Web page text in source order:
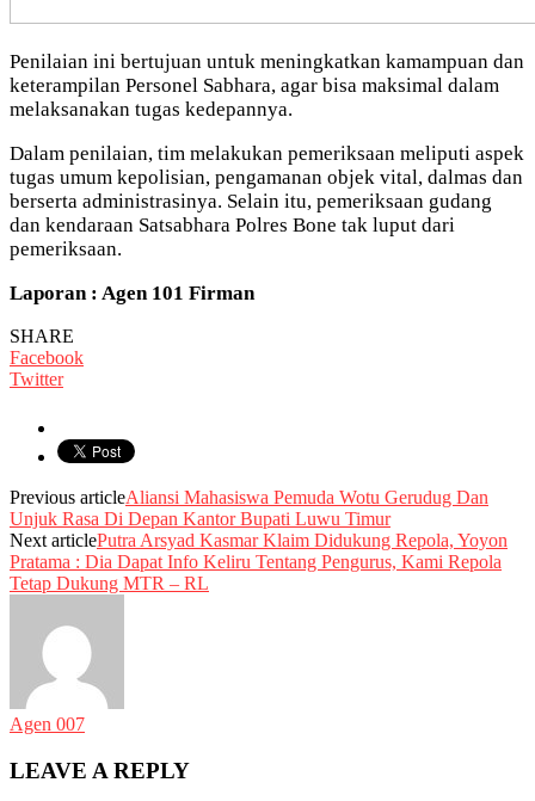
Penilaian ini bertujuan untuk meningkatkan kamampuan dan
keterampilan Personel Sabhara, agar bisa maksimal dalam
melaksanakan tugas kedepannya.
Dalam penilaian, tim melakukan pemeriksaan meliputi aspek
tugas umum kepolisian, pengamanan objek vital, dalmas dan
berserta administrasinya. Selain itu, pemeriksaan gudang
dan kendaraan Satsabhara Polres Bone tak luput dari
pemeriksaan.
Laporan : Agen 101 Firman
SHARE
Facebook
Twitter
Previous articleAliansi Mahasiswa Pemuda Wotu Gerudug Dan
Unjuk Rasa Di Depan Kantor Bupati Luwu Timur
Next articlePutra Arsyad Kasmar Klaim Didukung Repola, Yoyon
Pratama : Dia Dapat Info Keliru Tentang Pengurus, Kami Repola
Tetap Dukung MTR – RL
Agen 007
LEAVE A REPLY